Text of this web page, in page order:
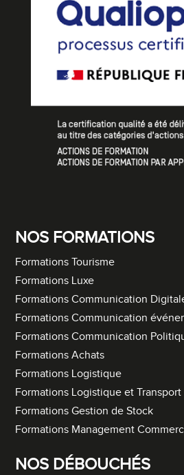
NOS FORMATIONS
Formations Tourisme
Formations Luxe
Formations Communication
Formations Communication
Formations Communication
Formations Achats
Formations Logistique
Formations Logistique et Transport
Formations Gestion de Stock
Formations Management
NOS DÉBOUCHÉS